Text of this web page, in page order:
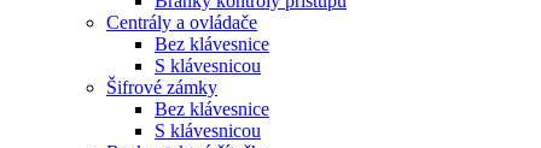
Centrály a ovládače
Bez klávesnice
S klávesnicou
Šifrové zámky
Bez klávesnice
S klávesnicou